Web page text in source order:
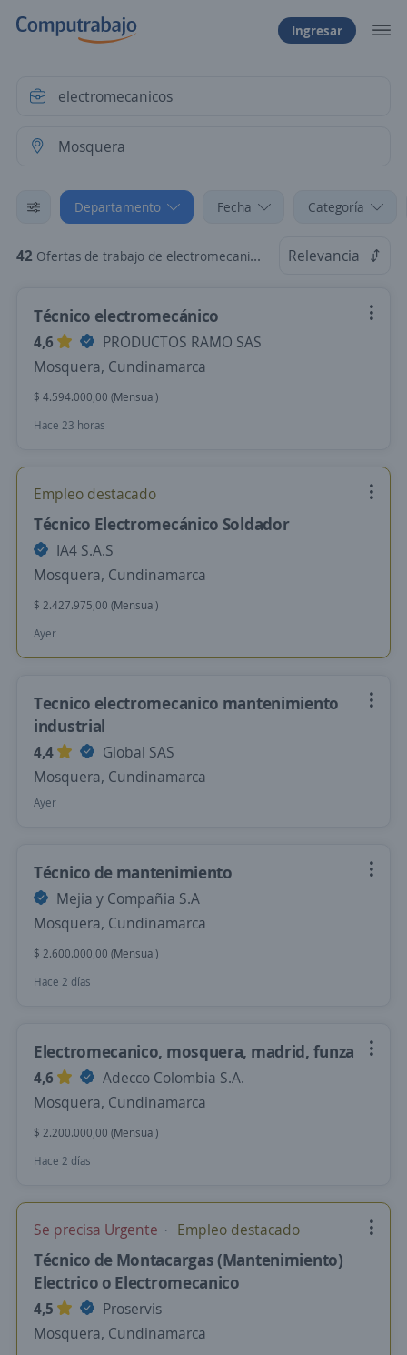
Ingresar
Departamento Fecha Categoría
42 Ofertas de trabajo de electromecanicos en Mosquera, Cundinamarca Relevancia
Técnico electromecánico
4,6
PRODUCTOS RAMO SAS
Mosquera, Cundinamarca
$ 4.594.000,00 (Mensual)
Hace 23 horas
Empleo destacado
Técnico Electromecánico Soldador
IA4 S.A.S
Mosquera, Cundinamarca
$ 2.427.975,00 (Mensual)
Ayer
Tecnico electromecanico mantenimiento
industrial
4,4
Global SAS
Mosquera, Cundinamarca
Ayer
Técnico de mantenimiento
Mejia y Compañia S.A
Mosquera, Cundinamarca
$ 2.600.000,00 (Mensual)
Hace 2 días
Electromecanico, mosquera, madrid, funza
4,6
Adecco Colombia S.A.
Mosquera, Cundinamarca
$ 2.200.000,00 (Mensual)
Hace 2 días
Se precisa Urgente Empleo destacado
Técnico de Montacargas (Mantenimiento)
Electrico o Electromecanico
4,5
Proservis
Mosquera, Cundinamarca